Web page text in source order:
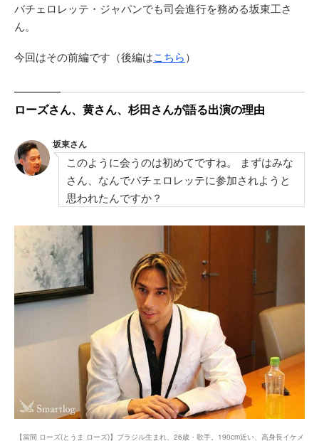
バチェロレッテ・ジャパンでも司会進行を務める坂東工さ
ん。
今回はその前編です（後編はこちら）
ローズさん、黄さん、杉田さんが語る出演の理由
坂東さん
このように会うのは初めてですね。 まずはみな
さん、なんでバチェロレッテに参加されようと
思われたんですか？
【當間 ローズ(とうま ローズ)】ブラジル生まれ、26歳・歌手。190cm近い、高身長イケメ